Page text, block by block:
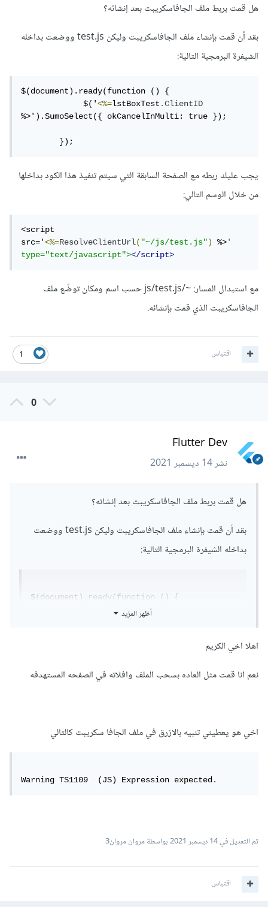
هل قمت بربط ملف الجافاسكريبت بعد إنشائه؟
بقد أن قمت بإنشاء ملف الجافاسكريبت وليكن test.js ووضعت بداخله
الشيفرة البرمجية التالية:
$(document).ready(function () {
             $('
<%=lstBoxTest.ClientID
%>').SumoSelect({ okCancelInMulti: true });
        });
يجب عليك ربطه مع الصفحة السابقة التي سيتم تنفيذ هذا الكود بداخلها
من خلال الوسم التالي:
<script
src='<%=ResolveClientUrl("~/js/test.js") %>'
type="text/javascript"></script>
مع استبدال المسار: ~/js/test.js حسب اسم ومكان توضّع ملف
الجافاسكريبت الذي قمت بإنشائه.
1 اقتباس
0
Flutter Dev
نشر14 ديسمبر 2021
هل قمت بربط ملف الجافاسكريبت بعد إنشائه؟
بقد أن قمت بإنشاء ملف الجافاسكريبت وليكن test.js ووضعت
بداخله الشيفرة البرمجية التالية:
$(document).ready(function () {
<%= lstBoxTest
يجب عليك ربطه مع الصفحة السابقة التي سيتم تنفيذ هذا الكود
<script
مع استبدال المسار: ~/js/test.js حسب اسم ومكان توضّع ملف
أظهر المزيد
اهلا اخي الكريم
نعم انا قمت مثل العاده بسحب الملف وافلاته في الصفحه المستهدفه
اخي هو يعطيني تنبيه بالازرق في ملف الجافا سكريبت كالتالي
Warning	TS1109	(JS) Expression expected.
تم التعديل في14 ديسمبر 2021 بواسطة مروان مروان3
اقتباس